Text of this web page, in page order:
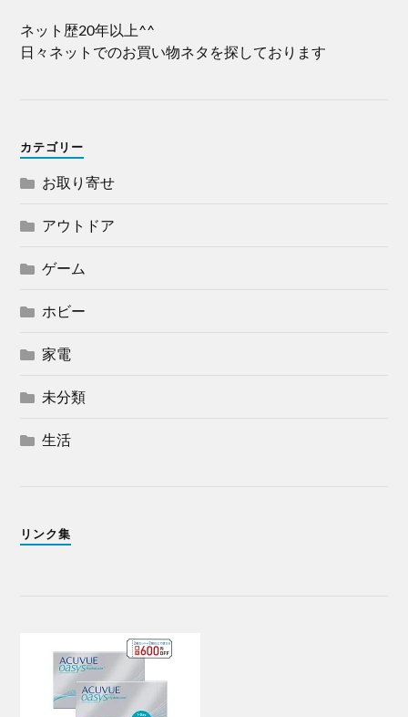
ネット歴20年以上^^
日々ネットでのお買い物ネタを探しております
カテゴリー
お取り寄せ
アウトドア
ゲーム
ホビー
家電
未分類
生活
リンク集